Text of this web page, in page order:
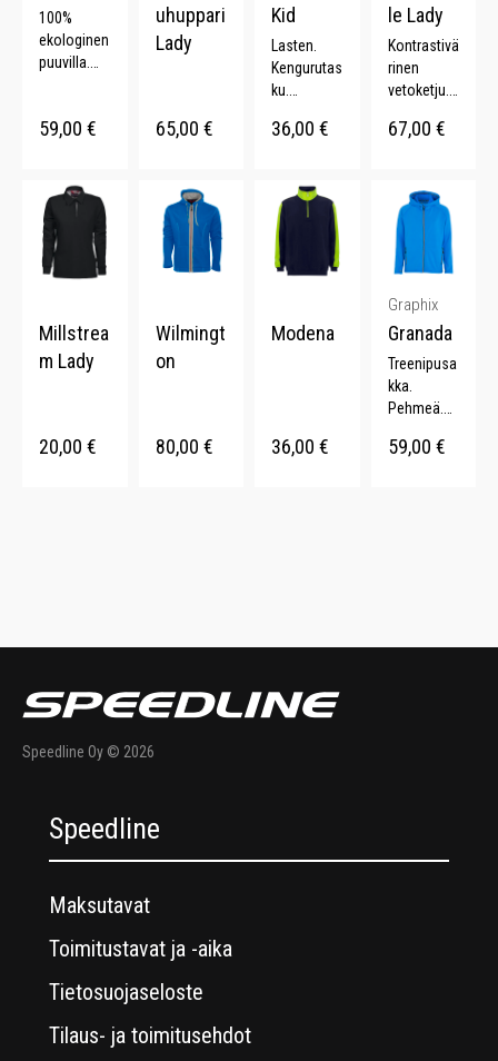
100%
ekologinen
puuvilla.
sisäpuoli.
ma.
59,00 €
uhuppari
Lady
65,00 €
Kid
Lasten.
Kengurutas
ku.
sisäpuoli.
36,00 €
le Lady
Kontrastivä
rinen
vetoketju.
huppu.
Ribbikudott
u helma.
Monta
väriä.
67,00 €
Millstrea
m Lady
20,00 €
Wilmingt
on
80,00 €
Modena
36,00 €
Graphix
Granada
Treenipusa
kka.
Pehmeä.
rinen
59,00 €
Speedline Oy © 2026
Speedline
Maksutavat
Toimitustavat ja -aika
Tietosuojaseloste
Tilaus- ja toimitusehdot